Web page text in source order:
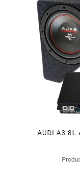
AUDI A3 8L